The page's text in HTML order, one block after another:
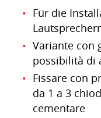
Für die
Variante con
possibilità di
Fissare con
da 1 a 3
cementare